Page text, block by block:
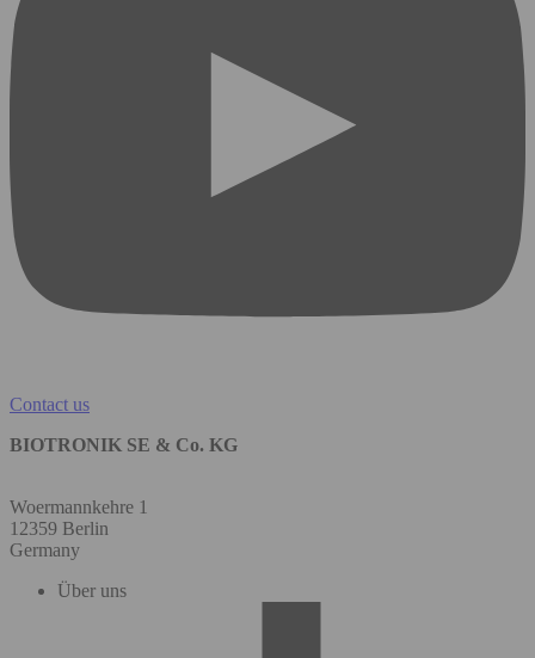
Contact us
BIOTRONIK SE & Co. KG
Woermannkehre 1
12359 Berlin
Germany
Über uns